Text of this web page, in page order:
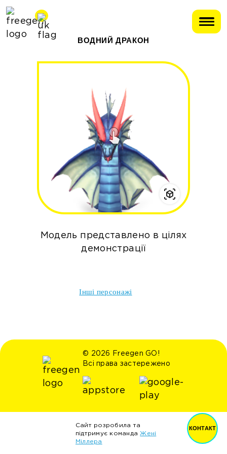
ВОДНИЙ ДРАКОН
Модель представлено в цілях
демонстрації
Інші персонажі
© 2026 Freegen GO!
Всі права застережено
Сайт розробила та
підтримує командаЖені
Міллера
КОНТАКТ